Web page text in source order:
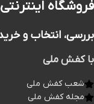
فروشگاه
بررسی، انتخاب و
با کفش ملی
شعب کفش ملی
مجله کفش ملی